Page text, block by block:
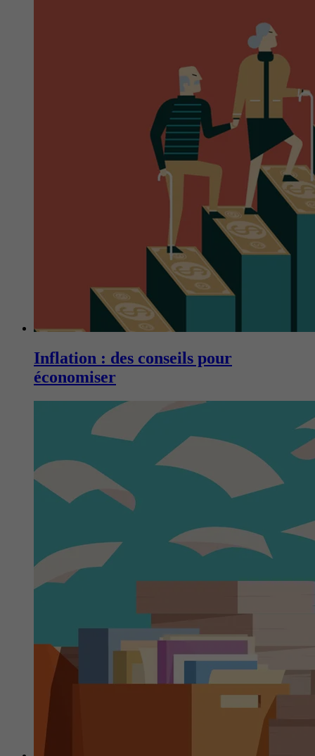
Inflation : des conseils pour
économiser